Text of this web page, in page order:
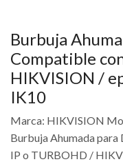
Burbuja
Compatible
HIKVISION /
IK10
Marca: HIKVISION
Burbuja Ahumada
IP o TURBOHD /